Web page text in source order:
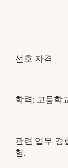
선호 자격
학력: 고등학
관련 업무 경
험.